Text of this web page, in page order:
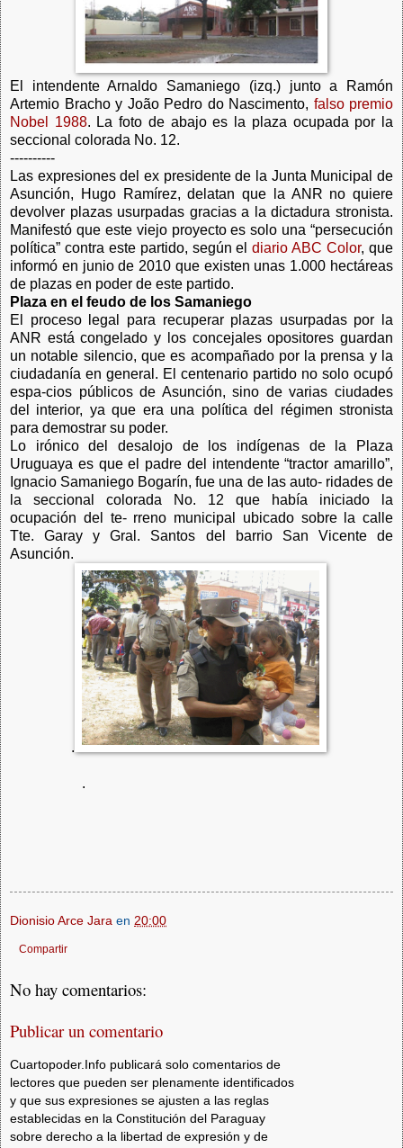
El intendente Arnaldo Samaniego (izq.) junto a Ramón
Artemio Bracho y João Pedro do Nascimento, falso premio
Nobel 1988. La foto de abajo es la plaza ocupada por la
seccional colorada No. 12.
----------
Las expresiones del ex presidente de la Junta Municipal de
Asunción, Hugo Ramírez, delatan que la ANR no quiere
devolver plazas usurpadas gracias a la dictadura stronista.
Manifestó que este viejo proyecto es solo una “persecución
política” contra este partido, según eldiario ABC Color, que
informó en junio de 2010 que existen unas 1.000 hectáreas
de plazas en poder de este partido.
Plaza en el feudo de los Samaniego
El proceso legal para recuperar plazas usurpadas por la
ANR está congelado y los concejales opositores guardan
un notable silencio, que es acompañado por la prensa y la
ciudadanía en general. El centenario partido no solo ocupó
espa-cios públicos de Asunción, sino de varias ciudades
del interior, ya que era una política del régimen stronista
para demostrar su poder.
Lo irónico del desalojo de los indígenas de la Plaza
Uruguaya es que el padre del intendente “tractor amarillo”,
Ignacio Samaniego Bogarín, fue una de las auto- ridades de
la seccional colorada No. 12 que había iniciado la
ocupación del te- rreno municipal ubicado sobre la calle
Tte. Garay y Gral. Santos del barrio San Vicente de
Asunción.
.
.
Dionisio Arce Jara en 20:00
Compartir
No hay comentarios:
Publicar un comentario
Cuartopoder.Info publicará solo comentarios de
lectores que pueden ser plenamente identificados
y que sus expresiones se ajusten a las reglas
establecidas en la Constitución del Paraguay
sobre derecho a la libertad de expresión y de